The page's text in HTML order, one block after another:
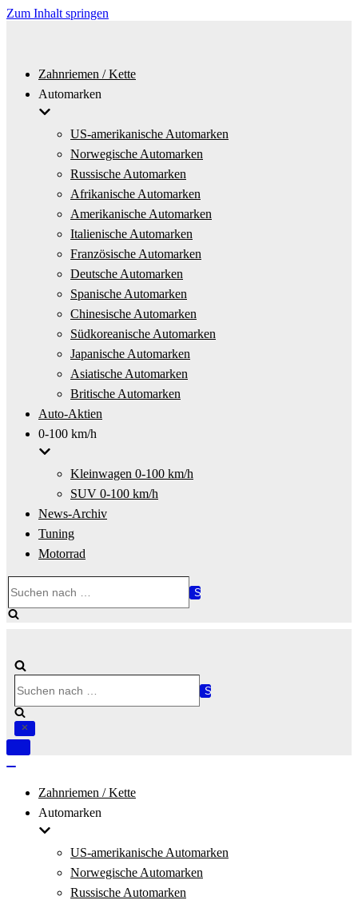
Zum Inhalt springen
Zahnriemen / Kette
Automarken
US-amerikanische Automarken
Norwegische Automarken
Russische Automarken
Afrikanische Automarken
Amerikanische Automarken
Italienische Automarken
Französische Automarken
Deutsche Automarken
Spanische Automarken
Chinesische Automarken
Südkoreanische Automarken
Japanische Automarken
Asiatische Automarken
Britische Automarken
Auto-Aktien
0-100 km/h
Kleinwagen 0-100 km/h
SUV 0-100 km/h
News-Archiv
Tuning
Motorrad
nach …
nach …
Navigation
Zahnriemen / Kette
Automarken
US-amerikanische Automarken
Norwegische Automarken
Russische Automarken